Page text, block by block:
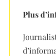
Plus